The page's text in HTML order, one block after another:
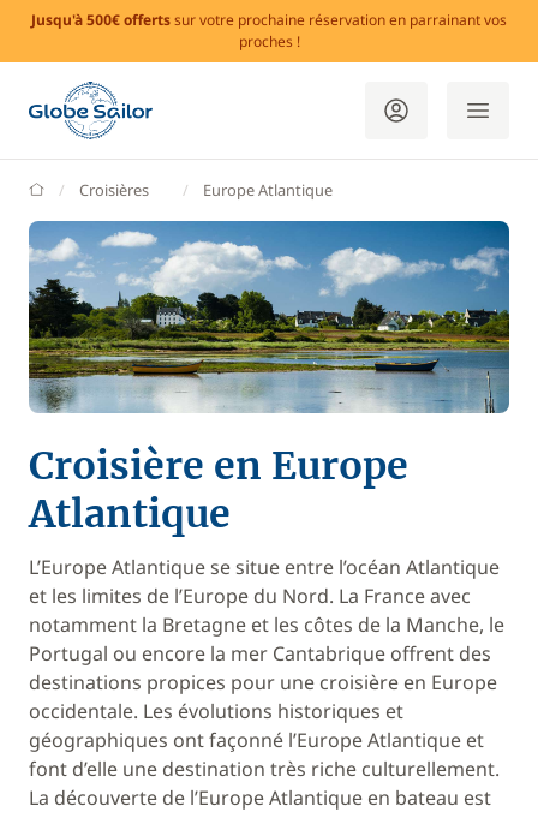
Jusqu'à 500€ offertssur votre prochaine réservation en parrainant vos
proches !
GlobeSailor
Croisières Europe Atlantique
Croisière en Europe
Atlantique
L’Europe Atlantique se situe entre l’océan Atlantique
et les limites de l’Europe du Nord. La France avec
notamment la Bretagne et les côtes de la Manche, le
Portugal ou encore la mer Cantabrique offrent des
destinations propices pour une croisière en Europe
occidentale. Les évolutions historiques et
géographiques ont façonné l’Europe Atlantique et
font d’elle une destination très riche culturellement.
La découverte de l’Europe Atlantique en bateau est